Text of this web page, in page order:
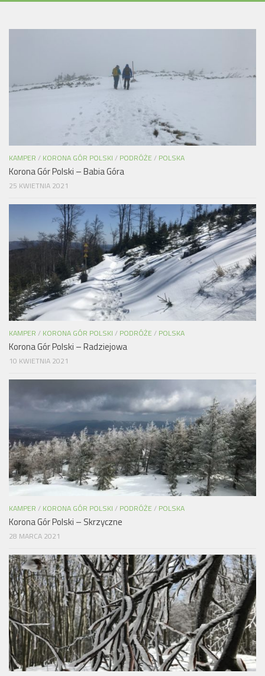
KAMPER / KORONA GÓR POLSKI / PODRÓŻE / POLSKA
Korona Gór Polski – Babia Góra
25 KWIETNIA 2021
KAMPER / KORONA GÓR POLSKI / PODRÓŻE / POLSKA
Korona Gór Polski – Radziejowa
10 KWIETNIA 2021
KAMPER / KORONA GÓR POLSKI / PODRÓŻE / POLSKA
Korona Gór Polski – Skrzyczne
28 MARCA 2021